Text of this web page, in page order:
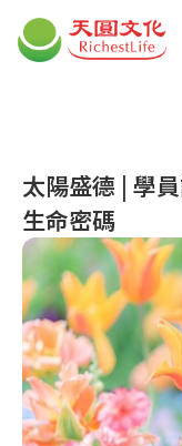
太陽盛德 | 學
生命密碼